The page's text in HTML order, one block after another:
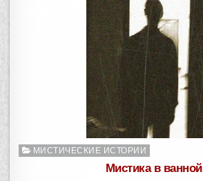
Опубликовано
МИСТИЧЕСКИЕ ИСТОРИИ
Мистика в ванной